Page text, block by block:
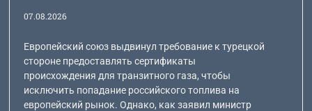
07.08.2026
Европейский союз выдвинул требование к турецкой
стороне предоставлять сертификаты
происхождения для транзитного газа, чтобы
исключить попадание российского топлива на
европейский рынок. Однако, как заявил министр